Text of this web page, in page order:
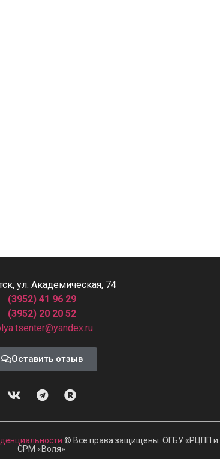
ул. Академическая, 74
(3952) 41 96 29
(3952) 20 20 52
Оставить отзыв
© Все права защищены. ОГБУ «РЦПП и
СРМ «Воля»